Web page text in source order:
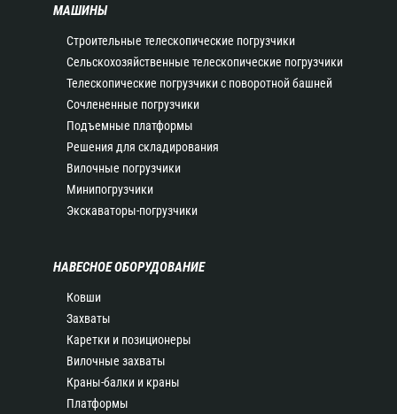
МАШИНЫ
Строительные телескопические погрузчики
Сельскохозяйственные телескопические погрузчики
Телескопические погрузчики с поворотной башней
Сочлененные погрузчики
Подъемные платформы
Решения для складирования
Вилочные погрузчики
Минипогрузчики
Экскаваторы-погрузчики
НАВЕСНОЕ ОБОРУДОВАНИЕ
Ковши
Захваты
Каретки и позиционеры
Вилочные захваты
Краны-балки и краны
Платформы